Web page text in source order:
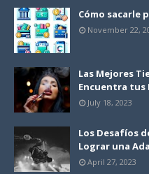
Cómo sacarle
November 22,
Las Mejores
Encuentra tus
July 18, 2023
Los Desafíos
Lograr una
April 27, 2023